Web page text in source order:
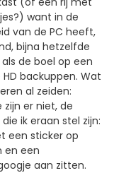
want in de
van de PC heeft,
bijna hetzelfde
de boel op een
backuppen. Wat
al zeiden:
zijn er niet, de
ik eraan stel zijn:
een sticker op
en een
aan zitten.